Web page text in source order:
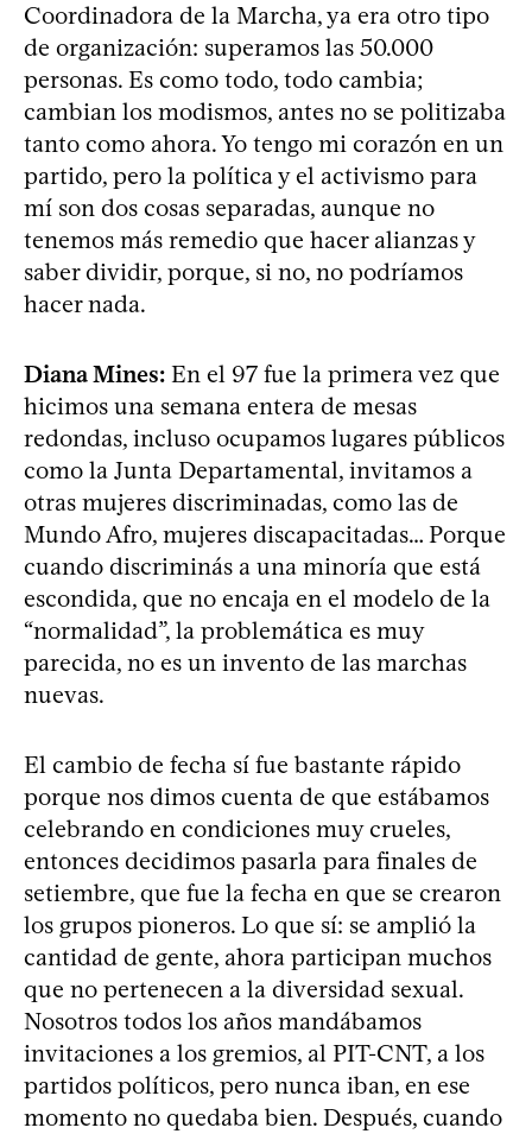
Coordinadora de la Marcha, ya era otro tipo
de organización: superamos las 50.000
personas. Es como todo, todo cambia;
cambian los modismos, antes no se politizaba
tanto como ahora. Yo tengo mi corazón en un
partido, pero la política y el activismo para
mí son dos cosas separadas, aunque no
tenemos más remedio que hacer alianzas y
saber dividir, porque, si no, no podríamos
hacer nada.
Diana Mines: En el 97 fue la primera vez que
hicimos una semana entera de mesas
redondas, incluso ocupamos lugares públicos
como la Junta Departamental, invitamos a
otras mujeres discriminadas, como las de
Mundo Afro, mujeres discapacitadas… Porque
cuando discriminás a una minoría que está
escondida, que no encaja en el modelo de la
“normalidad”, la problemática es muy
parecida, no es un invento de las marchas
nuevas.
El cambio de fecha sí fue bastante rápido
porque nos dimos cuenta de que estábamos
celebrando en condiciones muy crueles,
entonces decidimos pasarla para finales de
setiembre, que fue la fecha en que se crearon
los grupos pioneros. Lo que sí: se amplió la
cantidad de gente, ahora participan muchos
que no pertenecen a la diversidad sexual.
Nosotros todos los años mandábamos
invitaciones a los gremios, al PIT-CNT, a los
partidos políticos, pero nunca iban, en ese
momento no quedaba bien. Después, cuando